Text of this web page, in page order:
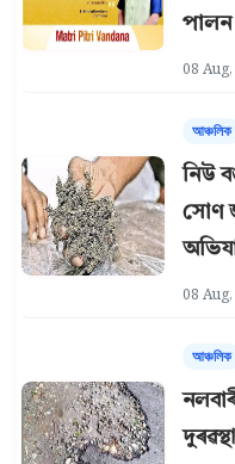
পালন
08
আঞ্চলিক
নিউ
সোণ
08
আঞ্চলিক